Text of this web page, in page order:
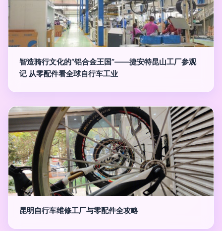
智造骑行文化的“铝合金王国”——捷安特昆山工厂参观
记 从零配件看全球自行车工业
昆明自行车维修工厂与零配件全攻略